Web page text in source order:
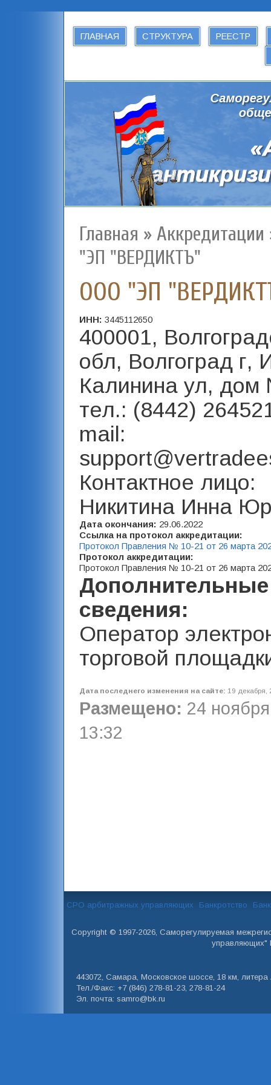
ГЛАВНАЯ СТРУКТУРА РЕЕСТР
Главная » Аккредитации
"ЭП "ВЕРДИКТЪ"
ООО "ЭП
ИНН: 3445112650
400001,
обл, Волгоград г,
Калинина ул,
тел.: (8442)
mail:
Контактное лицо:
Никитина Инна
Дата окончания: 29.06.2022
Ссылка на протокол аккредитации:
Протокол Правления № 10-21 от 26 марта
Протокол аккредитации:
Протокол Правления № 10-21 от 26 марта
Дополнительные
сведения:
Оператор
торговой
Дата последнего изменения на сайте: 19 декабря,
Размещено: 24
13:32
СРО арбитражных управляющих Банкротство
Copyright © 1997-2026, Саморегулируемая
управляющих"
443072, Самара, Московское шоссе, 18 км, литера
Тел./Факс: +7 (846) 278-81-23, 278-81-24
Эл. почта: samro@bk.ru